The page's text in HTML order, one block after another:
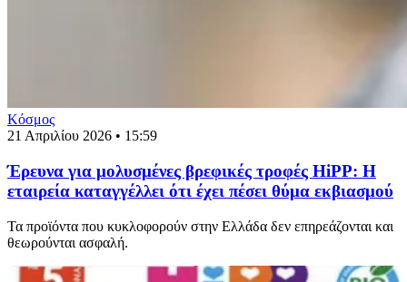
Κόσμος
21 Απριλίου 2026 • 15:59
Έρευνα για μολυσμένες βρεφικές τροφές HiPP: Η
εταιρεία καταγγέλλει ότι έχει πέσει θύμα εκβιασμού
Τα προϊόντα που κυκλοφορούν στην Ελλάδα δεν επηρεάζονται και
θεωρούνται ασφαλή.